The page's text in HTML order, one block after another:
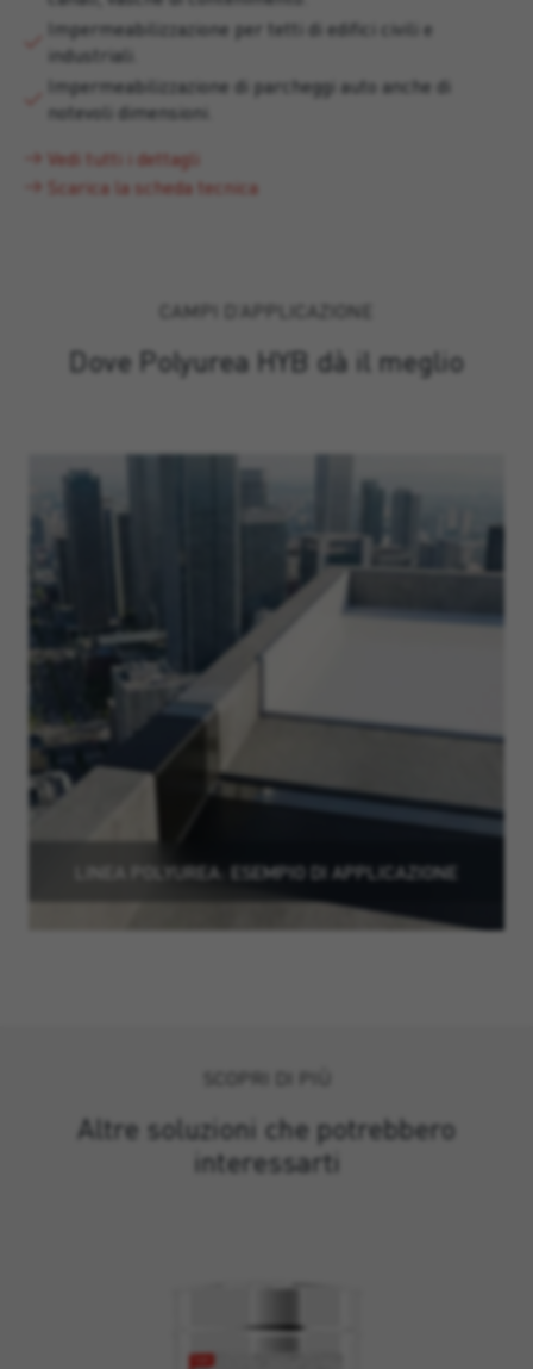
Impermeabilizzazione per tetti di edifici civili e
industriali.
Impermeabilizzazione di parcheggi auto anche di
notevoli dimensioni.
Vedi tutti i dettagli
Scarica la scheda tecnica
CAMPI D’APPLICAZIONE
Dove Polyurea HYB dà il meglio
LINEA POLYUREA: ESEMPIO DI APPLICAZIONE
Altre soluzioni che potrebbero
interessarti